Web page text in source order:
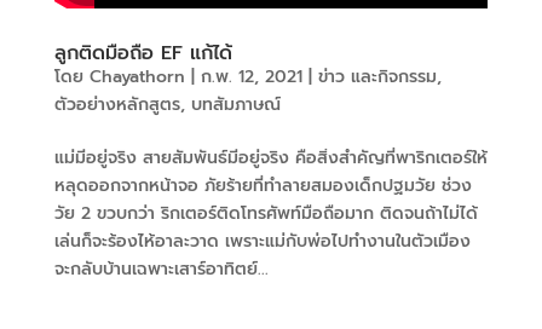
ลูกติดมือถือ EF แก้ได้
โดย Chayathorn ก.พ. 12, 2021| ข่าว และกิจกรรม,
ตัวอย่างหลักสูตร, บทสัมภาษณ์
แม่มีอยู่จริง สายสัมพันธ์มีอยู่จริง คือสิ่งสำคัญที่พาริกเตอร์ให้
หลุดออกจากหน้าจอ ภัยร้ายที่ทำลายสมองเด็กปฐมวัย ช่วง
วัย 2 ขวบกว่า ริกเตอร์ติดโทรศัพท์มือถือมาก ติดจนถ้าไม่ได้
เล่นก็จะร้องไห้อาละวาด เพราะแม่กับพ่อไปทำงานในตัวเมือง
จะกลับบ้านเฉพาะเสาร์อาทิตย์...